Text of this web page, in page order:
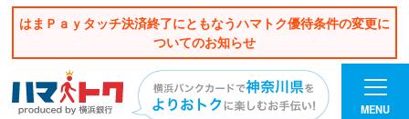
はまＰａｙタッチ決済終了にともなうハマトク優待条件の変更に
ついてのお知らせ
MENU